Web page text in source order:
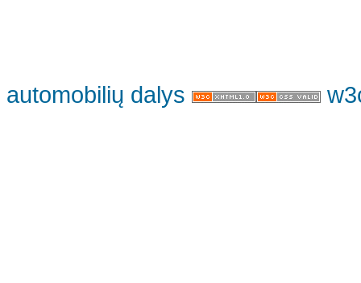
automobilių dalys